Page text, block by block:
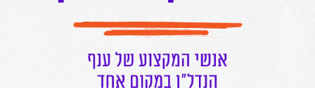
הצטרפו לניוזלטר של מרכז הנדל"ן
וקבלו עדכונים שוטפים על כל מה שחם בעולם הנדל"ן ישירות למייל שלכם